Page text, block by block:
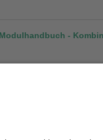
Modulhandbuch -